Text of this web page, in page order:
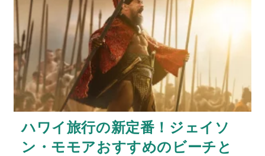
ハワイ旅行の新定番！ジェイソ
ン・モモアおすすめのビーチと